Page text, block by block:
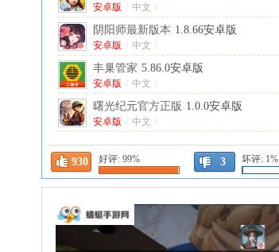
930 好评: 99% 3 坏评: 1%
安卓版 / 中文 /
阴阳师最新版本 1.8.66安卓版
安卓版 / 中文 /
丰巢管家 5.86.0安卓版
安卓版 / 中文 /
曙光纪元官方正版 1.0.0安卓版
安卓版 / 中文 /
苍之彼方的四重奏安卓直装 1.1最新版
中文 /
途家民宿 9.26.3安卓版
阴阳师应用宝渠道服 1.8.66安卓版
安卓版 中文